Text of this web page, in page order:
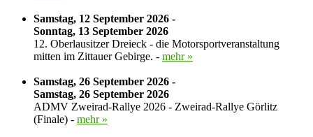
Samstag, 12 September 2026 -
Sonntag, 13 September 2026
12. Oberlausitzer Dreieck - die Motorsportveranstaltung
mitten im Zittauer Gebirge. - mehr »
Samstag, 26 September 2026 -
Samstag, 26 September 2026
ADMV Zweirad-Rallye 2026 - Zweirad-Rallye Görlitz
(Finale) - mehr »